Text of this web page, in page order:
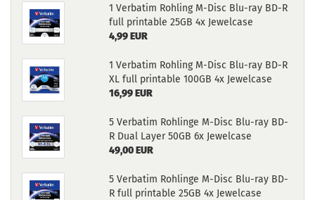
1 Verbatim Rohling M-Disc Blu-ray BD-R
full printable 25GB 4x Jewelcase
4,99 EUR
1 Verbatim Rohling M-Disc Blu-ray BD-R
XL full printable 100GB 4x Jewelcase
16,99 EUR
5 Verbatim Rohlinge M-Disc Blu-ray BD-
R Dual Layer 50GB 6x Jewelcase
49,00 EUR
5 Verbatim Rohlinge M-Disc Blu-ray BD-
R full printable 25GB 4x Jewelcase